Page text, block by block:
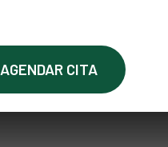
AGENDAR CITA